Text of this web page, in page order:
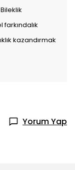
kazandırmak
Yorum Yap